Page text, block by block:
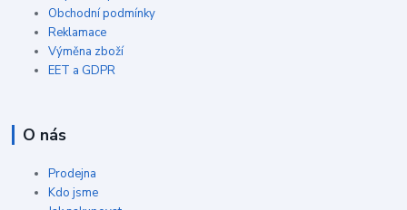
Obchodní podmínky
Reklamace
Výměna zboží
EET a GDPR
O nás
Prodejna
Kdo jsme